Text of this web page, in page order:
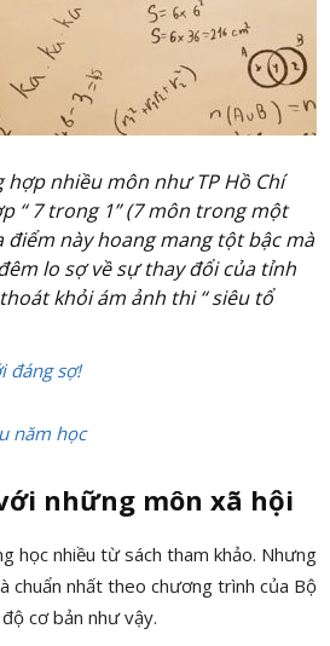
nhiều môn như TP Hồ Chí
“ 7 trong 1” (7 môn trong một
này hoang mang tột bậc mà
lo sợ về sự thay đổi của tỉnh
khỏi ám ảnh thi “ siêu tổ
đáng sợ!
năm học
những môn xã hội
học nhiều từ sách tham khảo. Nhưng
chuẩn nhất theo chương trình của Bộ
cơ bản như vậy.